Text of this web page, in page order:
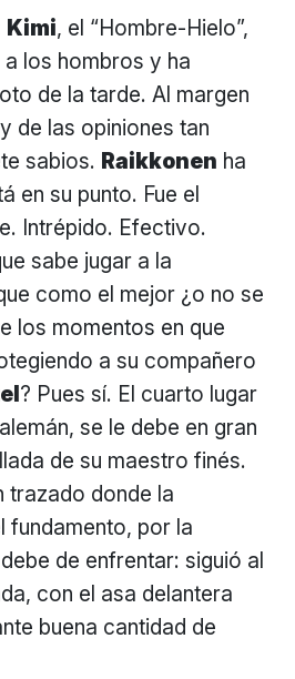
Kimi, el “Hombre-Hielo”,
los hombros y ha
de la tarde. Al margen
de las opiniones tan
sabios. Raikkonen ha
en su punto. Fue el
Intrépido. Efectivo.
sabe jugar a la
como el mejor ¿o no se
los momentos en que
a su compañero
? Pues sí. El cuarto lugar
se le debe en gran
de su maestro finés.
trazado donde la
fundamento, por la
de enfrentar: siguió al
con el asa delantera
buena cantidad de